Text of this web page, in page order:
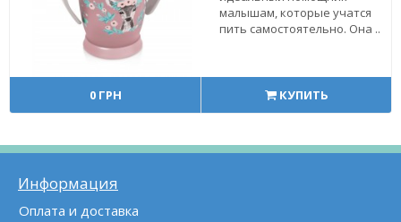
малышам, которые учатся
пить самостоятельно. Она ..
0 ГРН КУПИТЬ
Информация
Оплата и доставка